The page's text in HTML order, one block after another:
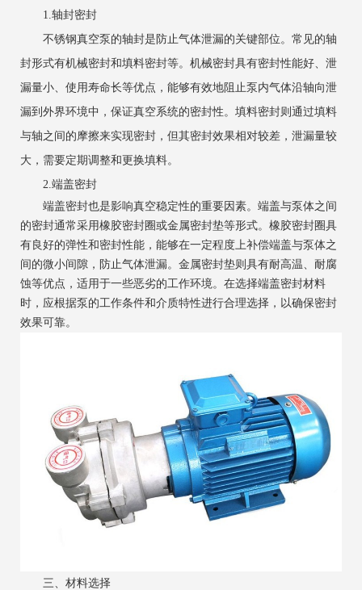
1.轴封密封
不锈钢真空泵的轴封是防止气体泄漏的关键部位。常见的轴
封形式有机械密封和填料密封等。机械密封具有密封性能好、泄
漏量小、使用寿命长等优点，能够有效地阻止泵内气体沿轴向泄
漏到外界环境中，保证真空系统的密封性。填料密封则通过填料
与轴之间的摩擦来实现密封，但其密封效果相对较差，泄漏量较
大，需要定期调整和更换填料。
2.端盖密封
端盖密封也是影响真空稳定性的重要因素。端盖与泵体之间
的密封通常采用橡胶密封圈或金属密封垫等形式。橡胶密封圈具
有良好的弹性和密封性能，能够在一定程度上补偿端盖与泵体之
间的微小间隙，防止气体泄漏。金属密封垫则具有耐高温、耐腐
蚀等优点，适用于一些恶劣的工作环境。在选择端盖密封材料
时，应根据泵的工作条件和介质特性进行合理选择，以确保密封
效果可靠。
三、材料选择